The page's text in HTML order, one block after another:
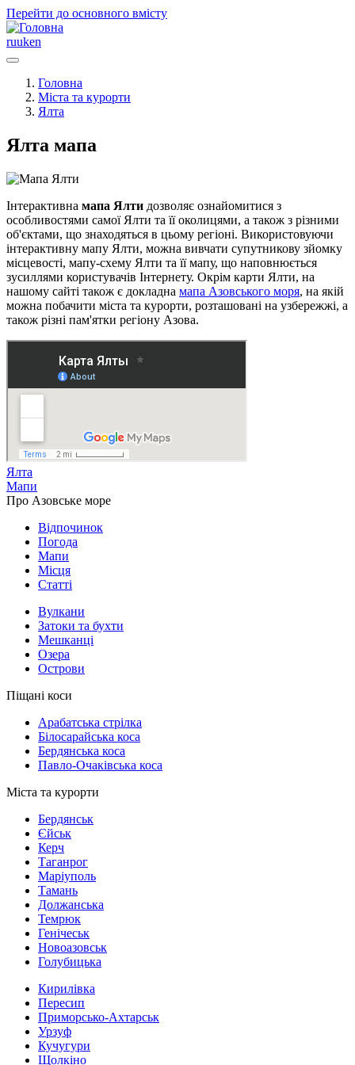
Перейти до основного вмісту
ruuken
Головна
Міста та курорти
Ялта
Ялта мапа
Інтерактивна мапа Ялти дозволяє ознайомитися з
особливостями самої Ялти та її околицями, а також з різними
об'єктами, що знаходяться в цьому регіоні. Використовуючи
інтерактивну мапу Ялти, можна вивчати супутникову зйомку
місцевості, мапу-схему Ялти та її мапу, що наповнюється
зусиллями користувачів Інтернету. Окрім карти Ялти, на
нашому сайті також є докладна мапа Азовського моря, на якій
можна побачити міста та курорти, розташовані на узбережжі, а
також різні пам'ятки регіону Азова.
Ялта
Мапи
Про Азовське море
Відпочинок
Погода
Мапи
Місця
Статті
Вулкани
Затоки та бухти
Мешканці
Озера
Острови
Піщані коси
Арабатська стрілка
Білосарайська коса
Бердянська коса
Павло-Очаківська коса
Міста та курорти
Бердянськ
Єйськ
Керч
Таганрог
Маріуполь
Тамань
Должанська
Темрюк
Генічеськ
Новоазовськ
Голубицька
Кирилівка
Пересип
Приморсько-Ахтарськ
Урзуф
Кучугури
Щолкіно